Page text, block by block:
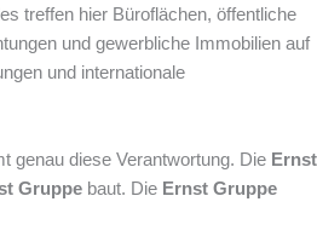
treffen hier Büroflächen, öffentliche
und gewerbliche Immobilien auf
und internationale
genau diese Verantwortung. Die Ernst
Gruppe baut. Die Ernst Gruppe